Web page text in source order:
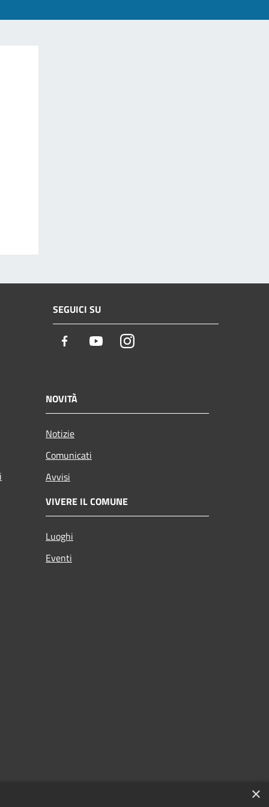
SEGUICI SU
Facebook YoutubeInstagram
NOVITÀ
Notizie
Comunicati
Avvisi
VIVERE IL COMUNE
Luoghi
Eventi
×